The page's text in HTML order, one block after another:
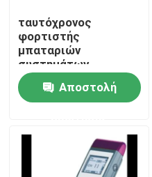
Σπίτι
ταυτόχρονος
φορτιστής
μπαταριών
συστημάτων
ερμηνείας παροχής
ηλεκτρικού
ρεύματος φορτιστών
Αποστολή